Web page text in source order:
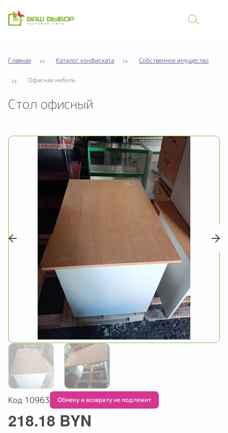
Главная Каталог конфиската Собственное имущество
Офисная мебель
Стол офисный
Код 10963 Обмену и возврату не подлежит
218.18 BYN